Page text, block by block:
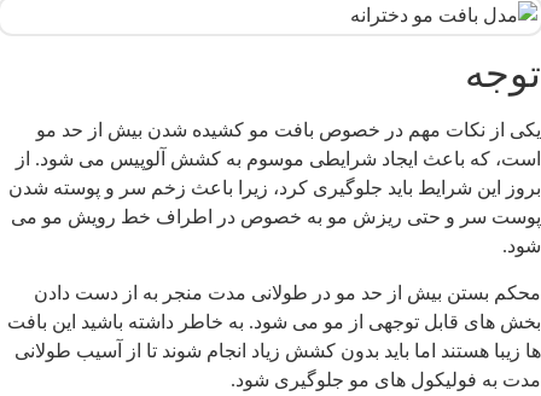
از نکات مهم در خصوص بافت مو کشیده شدن بیش از حد مو
که باعث ایجاد شرایطی موسوم به کشش آلوپیس می شود. از
این شرایط باید جلوگیری کرد، زیرا باعث زخم سر و پوسته شدن
سر و حتی ریزش مو به خصوص در اطراف خط رویش مو می
بستن بیش از حد مو در طولانی مدت منجر به از دست دادن
های قابل توجهی از مو می شود. به خاطر داشته باشید این بافت
زیبا هستند اما باید بدون کشش زیاد انجام شوند تا از آسیب طولانی
به فولیکول های مو جلوگیری شود.